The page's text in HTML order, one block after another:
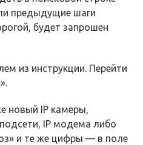
предыдущие шаги
будет запрошен
из инструкции. Перейти
новый IP камеры,
IP модема либо
и те же цифры — в поле